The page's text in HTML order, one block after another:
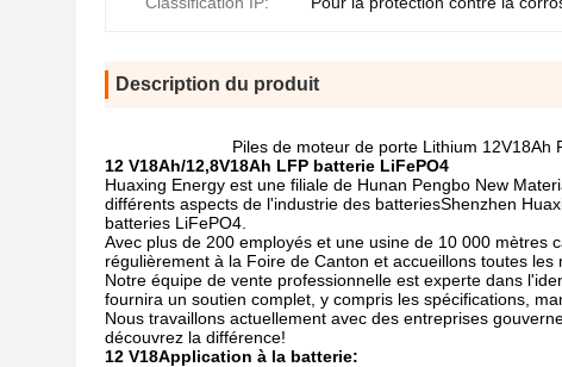
Description du produit
Piles de moteur de porte Lithium
12 V18Ah/12,8V18Ah LFP batterie LiFePO4
Huaxing Energy est une filiale de Hunan Pengbo New
différents aspects de l'industrie des batteriesShenzhen
batteries LiFePO4.
Avec plus de 200 employés et une usine de 10 000 mètres
régulièrement à la Foire de Canton et accueillons toutes
Notre équipe de vente professionnelle est experte dans
fournira un soutien complet, y compris les spécifications,
Nous travaillons actuellement avec des entreprises
découvrez la différence!
12 V18Application à la batterie: